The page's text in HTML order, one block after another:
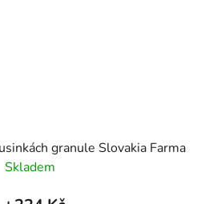
granule Slovakia Farma
Skladem